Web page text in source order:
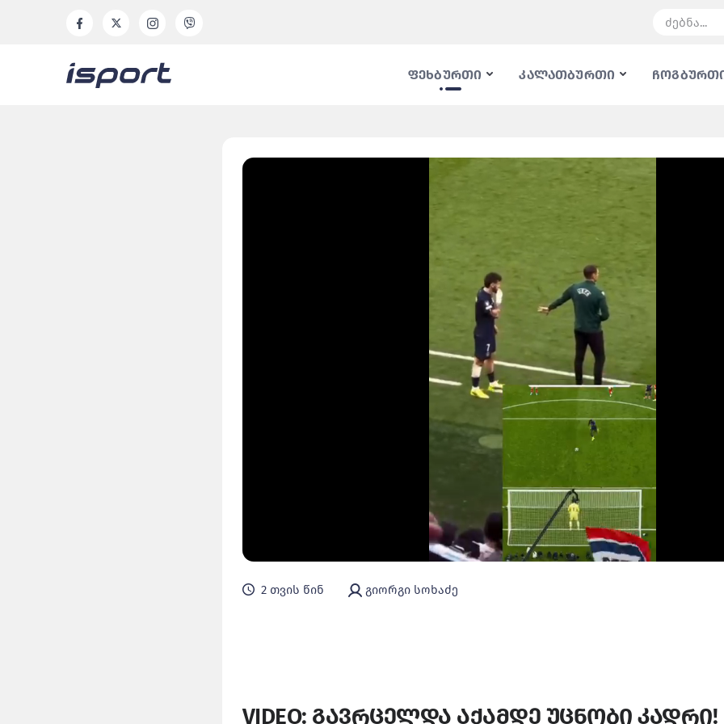
ფეხბურთი კალათბურთი
Volume
2 თვის წინ გიორგი სოხაძე
VIDEO: გავრცელდა აქამდე უცნობი კადრი!